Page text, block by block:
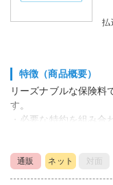
払
特徴（商品概要）
リーズナブルな保険料
す。
・必要な特約を組み
にカスタマイズするこ
や「高血圧」などの
った方でも、ご加入い
通販 ネット 対面